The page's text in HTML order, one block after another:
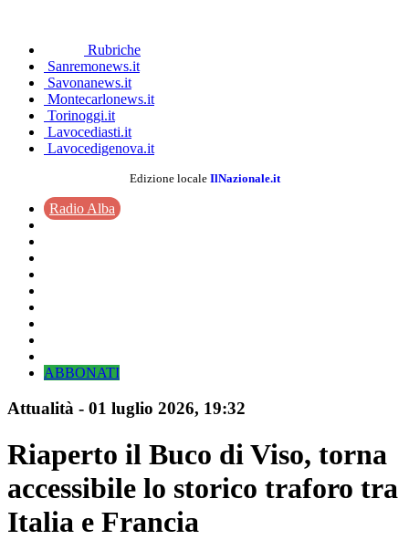
Rubriche
Sanremonews.it
Savonanews.it
Montecarlonews.it
Torinoggi.it
Lavocediasti.it
Lavocedigenova.it
Edizione locale IlNazionale.it
Radio Alba
ABBONATI
Attualità - 01 luglio 2026, 19:32
Riaperto il Buco di Viso, torna
accessibile lo storico traforo tra
Italia e Francia